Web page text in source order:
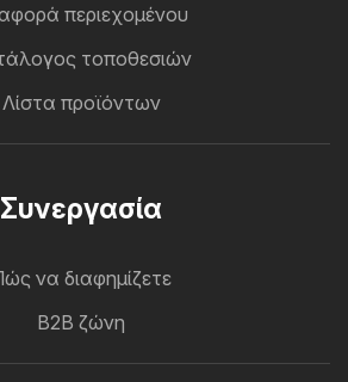
περιεχομένου
τοποθεσιών
Λίστα προϊόντων
Συνεργασία
να διαφημίζετε
B2B ζώνη